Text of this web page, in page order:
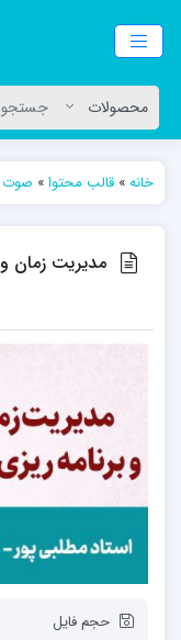
خانه» قالب محتوا» صوت
مدیریت زمان و
حجم فایل